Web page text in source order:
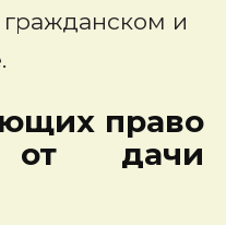
и
право
дачи